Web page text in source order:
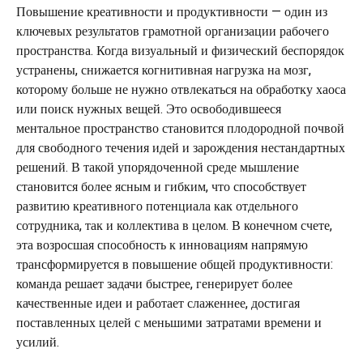
Повышение креативности и продуктивности — один из
ключевых результатов грамотной организации рабочего
пространства. Когда визуальный и физический беспорядок
устранены, снижается когнитивная нагрузка на мозг,
которому больше не нужно отвлекаться на обработку хаоса
или поиск нужных вещей. Это освободившееся
ментальное пространство становится плодородной почвой
для свободного течения идей и зарождения нестандартных
решений. В такой упорядоченной среде мышление
становится более ясным и гибким, что способствует
развитию креативного потенциала как отдельного
сотрудника, так и коллектива в целом. В конечном счете,
эта возросшая способность к инновациям напрямую
трансформируется в повышение общей продуктивности:
команда решает задачи быстрее, генерирует более
качественные идеи и работает слаженнее, достигая
поставленных целей с меньшими затратами времени и
усилий.